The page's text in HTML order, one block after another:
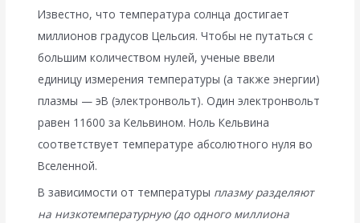
Известно, что температура солнца достигает
миллионов градусов Цельсия. Чтобы не путаться с
большим количеством нулей, ученые ввели
единицу измерения температуры (а также энергии)
плазмы — эВ (электронвольт). Один электронвольт
равен 11600 за Кельвином. Ноль Кельвина
соответствует температуре абсолютного нуля во
Вселенной.
В зависимости от температуры плазму разделяют
на низкотемпературную (до одного миллиона